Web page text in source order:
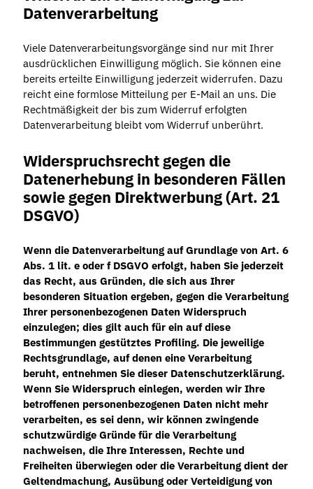
Datenverarbeitung
Viele Datenverarbeitungsvorgänge sind nur mit Ihrer
ausdrücklichen Einwilligung möglich. Sie können eine
bereits erteilte Einwilligung jederzeit widerrufen. Dazu
reicht eine formlose Mitteilung per E-Mail an uns. Die
Rechtmäßigkeit der bis zum Widerruf erfolgten
Datenverarbeitung bleibt vom Widerruf unberührt.
Widerspruchsrecht gegen die
Datenerhebung in besonderen Fällen
sowie gegen Direktwerbung (Art. 21
DSGVO)
Wenn die Datenverarbeitung auf Grundlage von Art. 6
Abs. 1 lit. e oder f DSGVO erfolgt, haben Sie jederzeit
das Recht, aus Gründen, die sich aus Ihrer
besonderen Situation ergeben, gegen die Verarbeitung
Ihrer personenbezogenen Daten Widerspruch
einzulegen; dies gilt auch für ein auf diese
Bestimmungen gestütztes Profiling. Die jeweilige
Rechtsgrundlage, auf denen eine Verarbeitung
beruht, entnehmen Sie dieser Datenschutzerklärung.
Wenn Sie Widerspruch einlegen, werden wir Ihre
betroffenen personenbezogenen Daten nicht mehr
verarbeiten, es sei denn, wir können zwingende
schutzwürdige Gründe für die Verarbeitung
nachweisen, die Ihre Interessen, Rechte und
Freiheiten überwiegen oder die Verarbeitung dient der
Geltendmachung, Ausübung oder Verteidigung von